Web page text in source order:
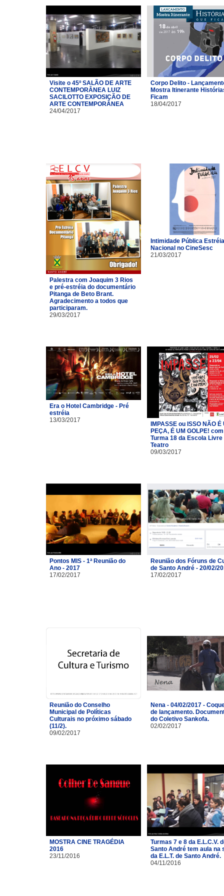
Visite o 45º SALÃO DE ARTE
CONTEMPORÂNEA LUIZ
SACILOTTO EXPOSIÇÃO DE
ARTE CONTEMPORÂNEA
24/04/2017
Corpo Delito -
Mostra Itinerante
Ficam
18/04/2017
Palestra com Joaquim 3 Rios
e pré-estréia do documentário
Pitanga de Beto Brant.
Agradecimento a todos que
participaram.
29/03/2017
Intimidade Pública Estréia
Nacional no CineSesc
21/03/2017
Era o Hotel Cambridge - Pré
estréia
13/03/2017
IMPASSE ou ISSO NÃO É
PEÇA, É UM GOLPE!
Turma 18 da Escola Livre
Teatro​
09/03/2017
Pontos MIS - 1ª Reunião do
Ano - 2017
17/02/2017
Reunião dos Fóruns de
de Santo André - 20/02/
17/02/2017
Reunião do Conselho
Municipal de Políticas
Culturais no próximo sábado
(11/2).
09/02/2017
Nena - 04/02/2017 -
de lançamento.
do Coletivo Sankofa.
02/02/2017
MOSTRA CINE TRAGÉDIA
2016
23/11/2016
Turmas 7 e 8 da E.L.C.V.
Santo André tem aula na
da E.L.T. de Santo André.
04/11/2016